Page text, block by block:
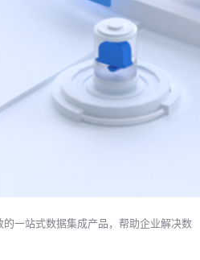
一站式数据集成产品，帮助企业解决数